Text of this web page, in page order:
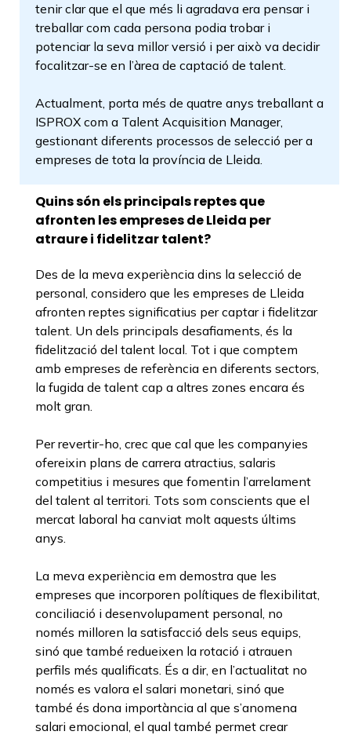
tenir clar que el que més li agradava era pensar i
treballar com cada persona podia trobar i
potenciar la seva millor versió i per això va decidir
focalitzar-se en l’àrea de captació de talent.
Actualment, porta més de quatre anys treballant a
ISPROX com a Talent Acquisition Manager,
gestionant diferents processos de selecció per a
empreses de tota la província de Lleida.
Quins són els principals reptes que
afronten les empreses de Lleida per
atraure i fidelitzar talent?
Des de la meva experiència dins la selecció de
personal, considero que les empreses de Lleida
afronten reptes significatius per captar i fidelitzar
talent. Un dels principals desafiaments, és la
fidelització del talent local. Tot i que comptem
amb empreses de referència en diferents sectors,
la fugida de talent cap a altres zones encara és
molt gran.
Per revertir-ho, crec que cal que les companyies
ofereixin plans de carrera atractius, salaris
competitius i mesures que fomentin l’arrelament
del talent al territori. Tots som conscients que el
mercat laboral ha canviat molt aquests últims
anys.
La meva experiència em demostra que les
empreses que incorporen polítiques de flexibilitat,
conciliació i desenvolupament personal, no
només milloren la satisfacció dels seus equips,
sinó que també redueixen la rotació i atrauen
perfils més qualificats. És a dir, en l’actualitat no
només es valora el salari monetari, sinó que
també és dona importància al que s’anomena
salari emocional, el qual també permet crear